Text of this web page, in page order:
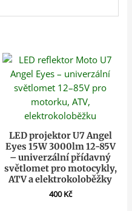
LED projektor U7 Angel
Eyes 15W 3000lm 12-85V
– univerzální přídavný
světlomet pro motocykly,
ATV a elektrokoloběžky
400Kč